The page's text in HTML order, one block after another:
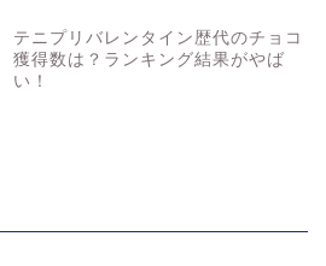
テニプリバレンタイン歴代のチョコ
獲得数は？ランキング結果がやば
い！